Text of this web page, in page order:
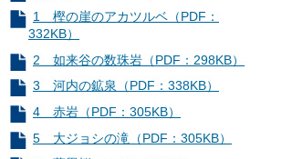
1 樫の崖のアカツルベ（PDF：
332KB）
2 如来谷の数珠岩（PDF：298KB）
3 河内の鉱泉（PDF：338KB）
4 赤岩（PDF：305KB）
5 大ジョシの滝（PDF：305KB）